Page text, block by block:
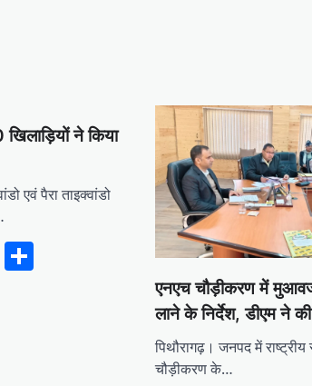
ने किया
एवं पैरा ताइक्वांडो
WhatsApp
एनएच चौड़ीकरण में
लाने के निर्देश, डीएम ने की
पिथौरागढ़। जनपद में राष्ट्रीय
चौड़ीकरण के…